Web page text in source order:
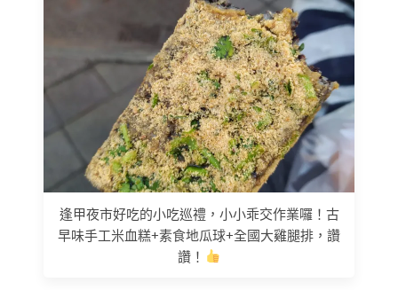
逢甲夜市好吃的小吃巡禮，小小乖交作業囉！古
早味手工米血糕+素食地瓜球+全國大雞腿排，讚
讚！